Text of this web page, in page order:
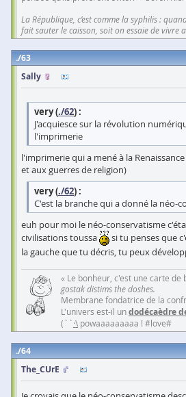
La République, c’est comme la syphilis :
fait sauter le caisson, soit on essaie de vivre
63
Sally
very (./62) :
J'acquiesce sur la révolution
l'imprimerie
l'imprimerie qui a mené à la
et aux guerres de religion)
very (./62) :
C'est la branche qui a donné la néo-
euh pour moi le néo-conservatisme
civilisations toussa
si tu penses que
la gauche que tu décris, tu peux
« Le bonheur, c'est une carte
gostak distims the doshes.
Membrane fondatrice de la
L'univers est-il undodécaèdre
(``·\ powaaaaaaaaa ! #love#
64
The_CUrE